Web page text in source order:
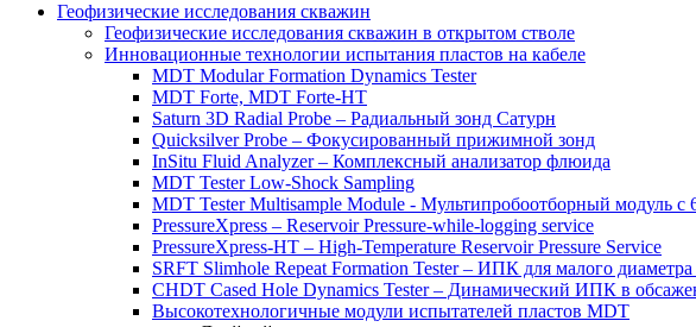
Геофизические исследования скважин
Геофизические исследования скважин в открытом стволе
Инновационные технологии испытания пластов на кабеле
MDT Modular Formation Dynamics Tester
MDT Forte, MDT Forte-HT
Saturn 3D Radial Probe – Радиальный зонд Сатурн
Quicksilver Probe – Фокусированный прижимной зонд
InSitu Fluid Analyzer – Комплексный анализатор флюида
MDT Tester Low-Shock Sampling
MDT Tester Multisample Module - Мультипробоотборный модуль с
PressureXpress – Reservoir Pressure-while-logging service
PressureXpress-HT – High-Temperature Reservoir Pressure Service
SRFT Slimhole Repeat Formation Tester – ИПК для малого
CHDT Cased Hole Dynamics Tester – Динамический ИПК в
Высокотехнологичные модули испытателей пластов MDT